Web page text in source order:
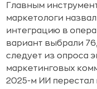
Главным
маркетологи
интеграцию в
вариант выбрали
следует из опроса
маркетинговых
2025-м ИИ перестал